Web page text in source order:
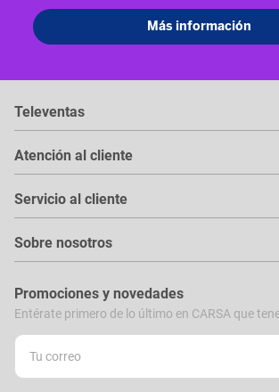
Televentas
Atención al cliente
Servicio al cliente
Sobre nosotros
Promociones y novedades
Entérate primero de lo último en CARSA que